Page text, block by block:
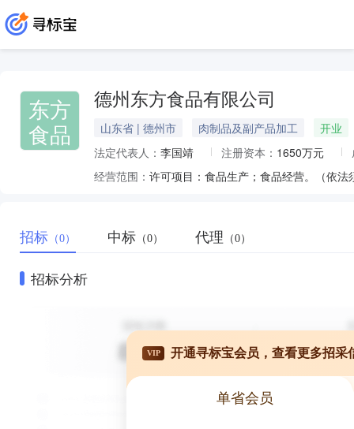
东方
食品
德州东方食品有限公司
山东省 | 德州市 肉制品及副产品加工
开业
法定代表人： 李国靖 注册资本： 1650万元
经营范围： 许可项目：食品生产；食品经营。（依
招标 （0） 中标 （0） 代理 （0）
招标分析
VIP 开通寻标宝会员，查看更多招采
单省会员